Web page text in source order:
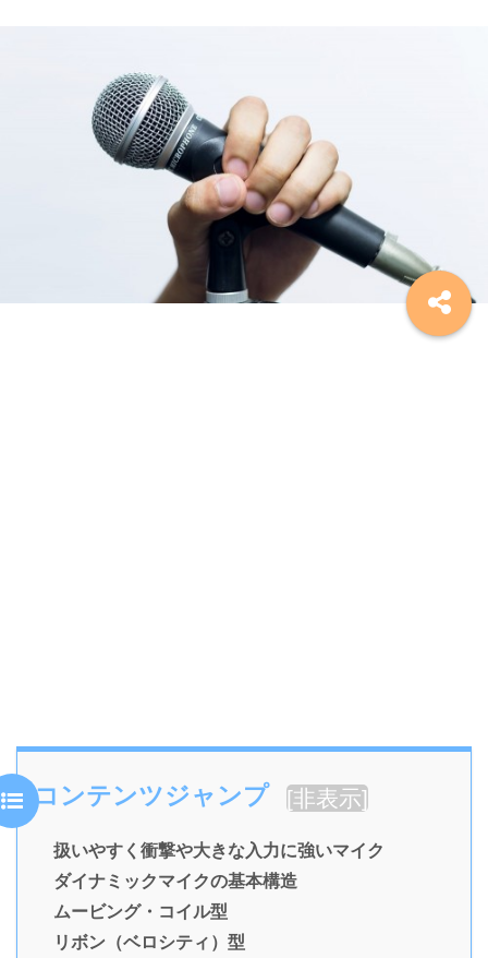
コンテンツジャンプ [非表示]
扱いやすく衝撃や大きな入力に強いマイク
ダイナミックマイクの基本構造
ムービング・コイル型
リボン（ベロシティ）型